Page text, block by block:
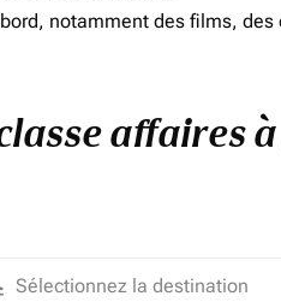
notamment des films,
classe